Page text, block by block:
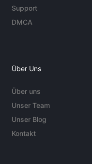
Support
DMCA
Über Uns
Über uns
Unser Team
Unser Blog
Kontakt